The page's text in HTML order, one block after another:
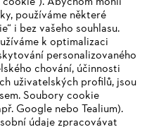
#STIHL
používáme některé
i bez vašeho souhlasu.
k optimalizaci
personalizovaného
chování, účinnosti
uživatelských profilů, jsou
Soubory cookie
Google nebo Tealium).
údaje zpracovávat